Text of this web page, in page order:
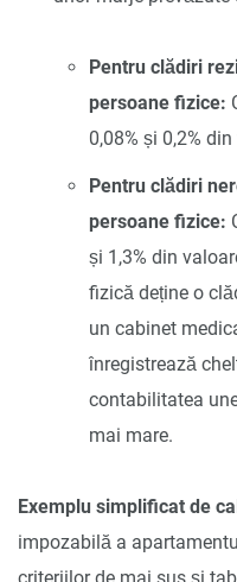
Pentru clădiri
persoane fizice:
0,08% și 0,2%
Pentru clădiri
persoane fizice:
și 1,3% din
fizică deține o
un cabinet
înregistrează
contabilitatea
mai mare.
Exemplu simplificat de
impozabilă a
criteriilor de mai sus și